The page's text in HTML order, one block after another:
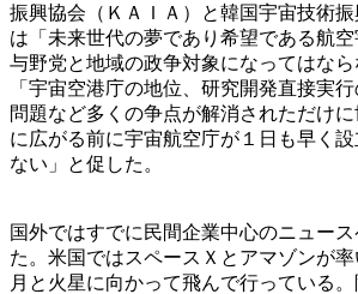
振興協会（ＫＡＩＡ）と韓国宇宙技術振
は「未来世代の夢であり希望である航
与野党と地域の政争対象になってはなら
「宇宙空港庁の地位、研究開発直接実
問題など多くの争点が解消されただけ
に広がる前に宇宙航空庁が１日も早く
ない」と促した。
国外ではすでに民間企業中心のニュー
た。米国ではスペースＸとアマゾンが
月と火星に向かって飛んで行っている